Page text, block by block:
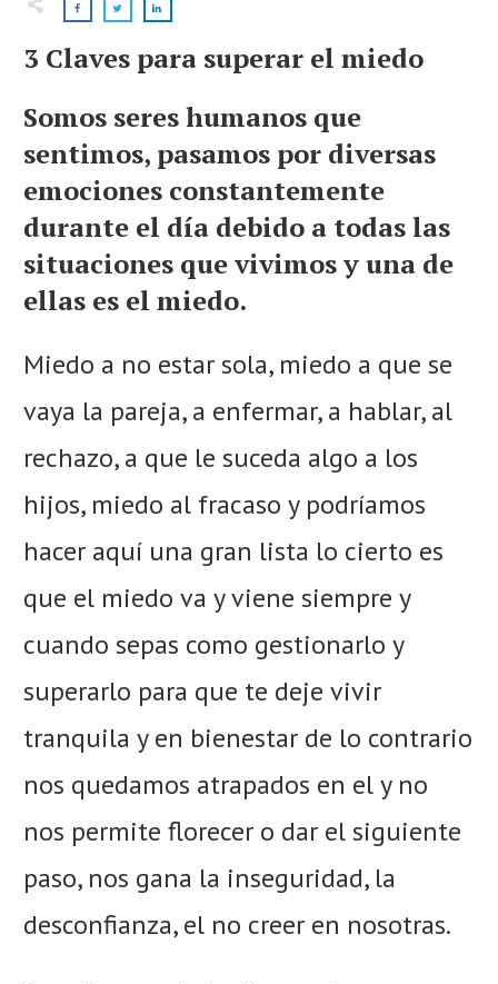
3 Claves para superar el miedo
Somos seres humanos que
sentimos, pasamos por diversas
emociones constantemente
durante el día debido a todas las
situaciones que vivimos y una de
ellas es el miedo.
Miedo a no estar sola, miedo a que se
vaya la pareja, a enfermar, a hablar, al
rechazo, a que le suceda algo a los
hijos, miedo al fracaso y podríamos
hacer aquí una gran lista lo cierto es
que el miedo va y viene siempre y
cuando sepas como gestionarlo y
superarlo para que te deje vivir
tranquila y en bienestar de lo contrario
nos quedamos atrapados en el y no
nos permite florecer o dar el siguiente
paso, nos gana la inseguridad, la
desconfianza, el no creer en nosotras.